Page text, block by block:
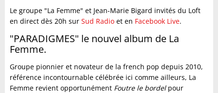
Le groupe "La Femme" et Jean-Marie Bigard invités du Loft
en direct dès 20h sur Sud Radio et en Facebook Live.
"PARADIGMES" le nouvel album de La
Femme.
Groupe pionnier et novateur de la french pop depuis 2010,
référence incontournable célébrée ici comme ailleurs, La
Femme revient opportunément Foutre le bordelpour